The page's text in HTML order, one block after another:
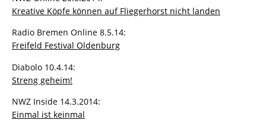
Kreative Köpfe können auf Fliegerhorst nicht landen
Radio Bremen Online 8.5.14:
Freifeld Festival Oldenburg
Diabolo 10.4.14:
Streng geheim!
NWZ Inside 14.3.2014:
Einmal ist keinmal